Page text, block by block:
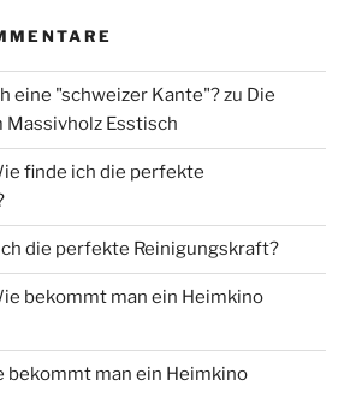
eine "schweizer Kante"?zu Die
Massivholz Esstisch
finde ich die perfekte
die perfekte Reinigungskraft?
bekommt man ein Heimkino
bekommt man ein Heimkino